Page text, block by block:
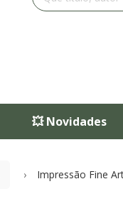
💥 Novidades
Impressão Fine